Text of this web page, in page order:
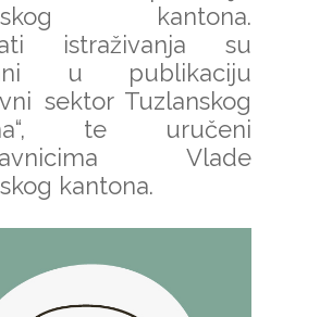
kantona.
istraživanja su
u publikaciju
sektor Tuzlanskog
te uručeni
Vlade
kantona.